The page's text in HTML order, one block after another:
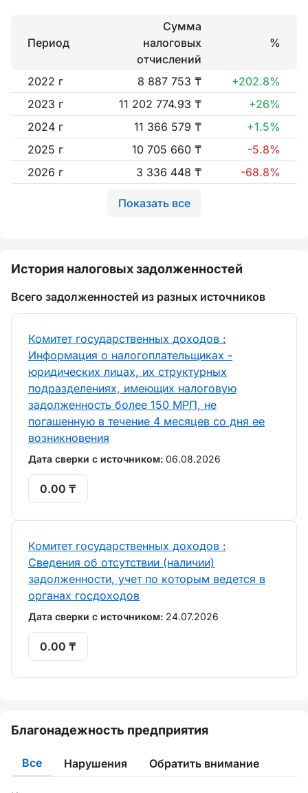
Период
Сумма
налоговых
отчислений
%
2022 г 8 887 753 ₸
+202.8%
2023 г
11 202 774.93 ₸
+26%
2024 г
11 366 579 ₸
+1.5%
2025 г
10 705 660 ₸
-5.8%
2026 г
3 336 448 ₸ -68.8%
Показать все
История налоговых задолженностей
Всего задолженностей из разных источников
Комитет государственных доходов :
Информация о налогоплательщиках -
юридических лицах, их структурных
подразделениях, имеющих налоговую
задолженность более 150 МРП, не
погашенную в течение 4 месяцев со дня ее
возникновения
Дата сверки с источником: 06.08.2026
0.00 ₸
Комитет государственных доходов :
Сведения об отсутствии (наличии)
задолженности, учет по которым ведется в
органах госдоходов
Дата сверки с источником: 24.07.2026
0.00 ₸
Благонадежность предприятия
Все Нарушения Обратить внимание